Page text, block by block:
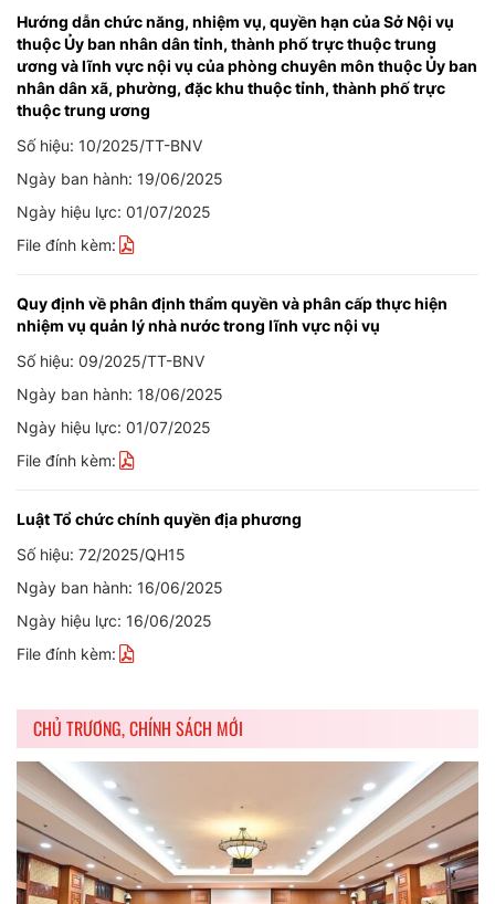
Hướng dẫn chức năng, nhiệm vụ, quyền hạn của Sở Nội vụ
thuộc Ủy ban nhân dân tỉnh, thành phố trực thuộc trung
ương và lĩnh vực nội vụ của phòng chuyên môn thuộc Ủy ban
nhân dân xã, phường, đặc khu thuộc tỉnh, thành phố trực
thuộc trung ương
Số hiệu: 10/2025/TT-BNV
Ngày ban hành: 19/06/2025
Ngày hiệu lực: 01/07/2025
File đính kèm:
Quy định về phân định thẩm quyền và phân cấp thực hiện
nhiệm vụ quản lý nhà nước trong lĩnh vực nội vụ
Số hiệu: 09/2025/TT-BNV
Ngày ban hành: 18/06/2025
Ngày hiệu lực: 01/07/2025
File đính kèm:
Luật Tổ chức chính quyền địa phương
Số hiệu: 72/2025/QH15
Ngày ban hành: 16/06/2025
Ngày hiệu lực: 16/06/2025
File đính kèm:
CHỦ TRƯƠNG, CHÍNH SÁCH MỚI